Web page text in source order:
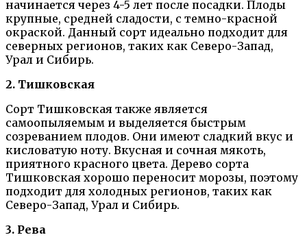
начинается через 4-5 лет после посадки. Плоды
крупные, средней сладости, с темно-красной
окраской. Данный сорт идеально подходит для
северных регионов, таких как Северо-Запад,
Урал и Сибирь.
2. Тишковская
Сорт Тишковская также является
самоопыляемым и выделяется быстрым
созреванием плодов. Они имеют сладкий вкус и
кисловатую ноту. Вкусная и сочная мякоть,
приятного красного цвета. Дерево сорта
Тишковская хорошо переносит морозы, поэтому
подходит для холодных регионов, таких как
Северо-Запад, Урал и Сибирь.
3. Рева